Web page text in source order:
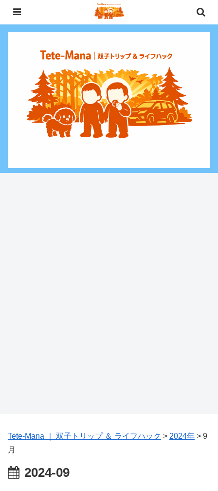
0歳〜未就学児（3歳）双子との週末お出かけ・子連れ旅行情報と、暮らしに役
立つお金・ライフハックをお届けする双子ファミリーブログ。
Tete-Mana ｜ 双子トリップ ＆ ライフハック > 2024年 > 9
月
2024-09